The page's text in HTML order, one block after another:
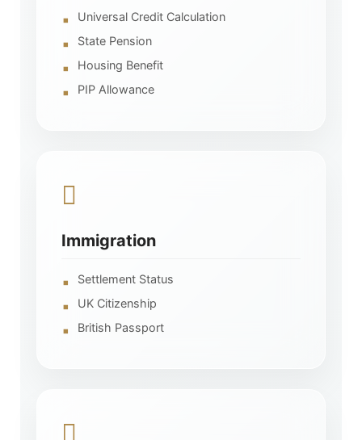
Universal Credit Calculation
State Pension
Housing Benefit
PIP Allowance
Immigration
Settlement Status
UK Citizenship
British Passport